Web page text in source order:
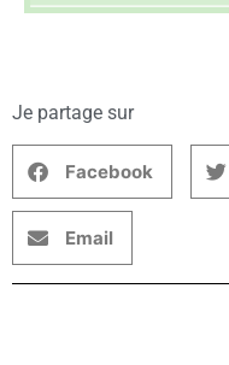
Je partage sur
Facebook
Email